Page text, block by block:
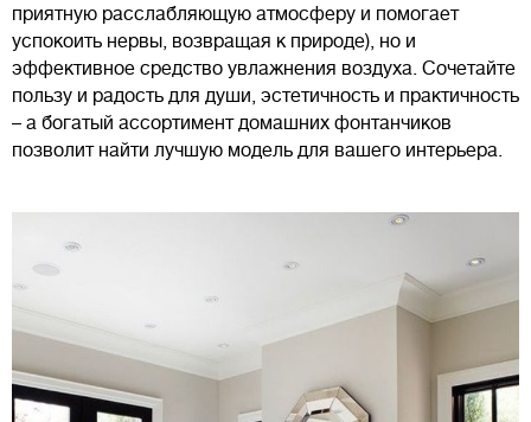
приятную расслабляющую атмосферу и помогает
успокоить нервы, возвращая к природе), но и
эффективное средство увлажнения воздуха. Сочетайте
пользу и радость для души, эстетичность и практичность
– а богатый ассортимент домашних фонтанчиков
позволит найти лучшую модель для вашего интерьера.